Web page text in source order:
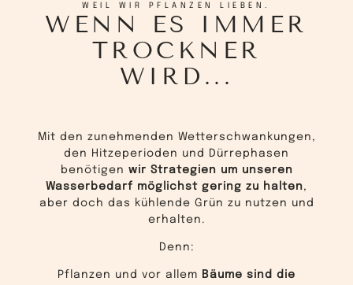
WEIL WIR PFLANZEN LIEBEN.
WENN ES IMMER
TROCKNER
WIRD...
Mit den zunehmenden Wetterschwankungen,
den Hitzeperioden und Dürrephasen
benötigen wir Strategien um unseren
Wasserbedarf möglichst gering zu halten,
aber doch das kühlende Grün zu nutzen und
erhalten.
Denn:
Pflanzen und vor allem Bäume sind die